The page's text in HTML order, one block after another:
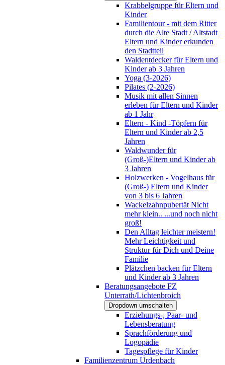
Krabbelgruppe für Eltern und
Kinder
Familientour - mit dem Ritter
durch die Alte Stadt / Altstadt
Eltern und Kinder erkunden
den Stadtteil
Waldentdecker für Eltern und
Kinder ab 3 Jahren
Yoga (3-2026)
Pilates (2-2026)
Musik mit allen Sinnen
erleben für Eltern und Kinder
ab 1 Jahr
Eltern - Kind -Töpfern für
Eltern und Kinder ab 2,5
Jahren
Waldwunder für
(Groß-)Eltern und Kinder ab
3 Jahren
Holzwerken - Vogelhaus für
(Groß-) Eltern und Kinder
von 3 bis 6 Jahren
Wackelzahnpubertät Nicht
mehr klein.. ...und noch nicht
groß!
Den Alltag leichter meistern!
Mehr Leichtigkeit und
Struktur für Dich und Deine
Familie
Plätzchen backen für Eltern
und Kinder ab 3 Jahren
Beratungsangebote FZ
Unterrath/Lichtenbroich
Dropdown umschalten
Erziehungs-, Paar- und
Lebensberatung
Sprachförderung und
Logopädie
Tagespflege für Kinder
Familienzentrum Urdenbach